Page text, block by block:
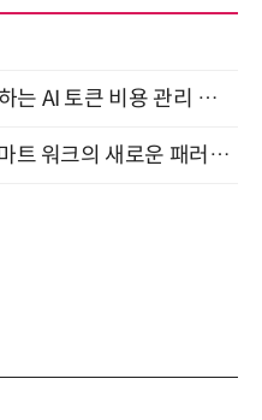
"AI 핀옵스 실전 세미나: 폭증하는 AI 토큰 비용 관리 전략" 8월 21일 개최
“AI와 함께 일하는 시대 ” - 스마트 워크의 새로운 패러다임 (9/11)